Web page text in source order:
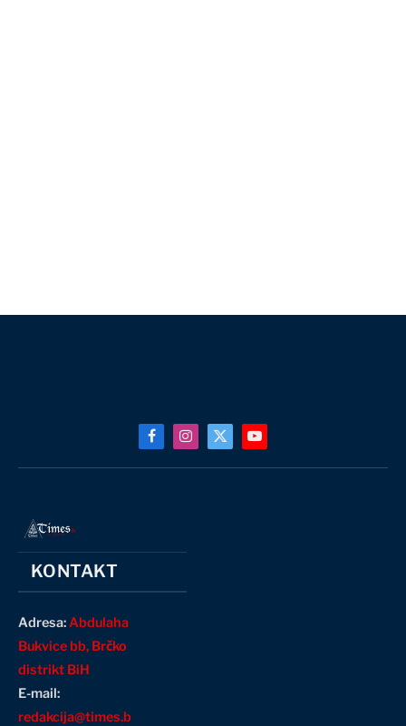
FacebookInstagram
X
(Twitter)
YouTube
KONTAKT
Adresa:Abdulaha
Bukvice bb, Brčko
distrikt BiH
E-mail:
redakcija@times.b